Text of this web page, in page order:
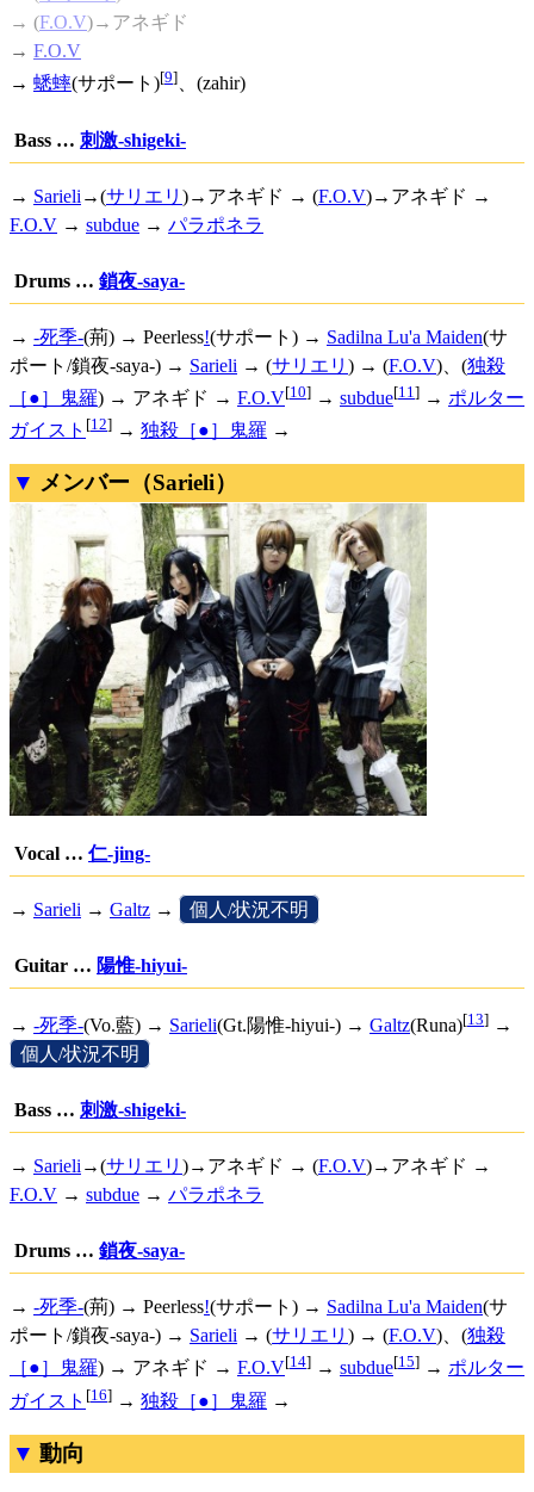
→ (F.O.V)→アネギド
→ F.O.V
→ 蟋蟀(サポート)[9]、(zahir)
Bass … 刺激-shigeki-
→ Sarieli →(サリエリ )→アネギド → (F.O.V)→アネギド →
F.O.V → subdue → パラポネラ
Drums … 鎖夜-saya-
→ -死季-(荊) → Peerless!(サポート) → Sadilna Lu'a Maiden(サ
ポート/鎖夜-saya-) → Sarieli → (サリエリ ) → (F.O.V)、(独殺
［●］鬼羅) → アネギド → F.O.V[10] → subdue[11 ] → ポルター
ガイスト [12] → 独殺［●］鬼羅 →
メンバー（Sarieli）
Vocal … 仁-jing-
→ Sarieli → Galtz → 個人/状況不明
Guitar … 陽惟-hiyui-
→ -死季-(Vo.藍) → Sarieli(Gt.陽惟-hiyui-) → Galtz(Runa)[13] →
個人/状況不明
Bass … 刺激-shigeki-
→ Sarieli →(サリエリ )→アネギド → (F.O.V)→アネギド →
F.O.V → subdue → パラポネラ
Drums … 鎖夜-saya-
→ -死季-(荊) → Peerless!(サポート) → Sadilna Lu'a Maiden(サ
ポート/鎖夜-saya-) → Sarieli → (サリエリ ) → (F.O.V)、(独殺
［●］鬼羅) → アネギド → F.O.V[14] → subdue[15] → ポルター
ガイスト [16] → 独殺［●］鬼羅 →
動向